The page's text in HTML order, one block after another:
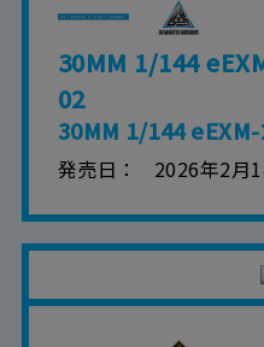
30MM 1/144
02
30MM 1/144
発売日 2026年2月